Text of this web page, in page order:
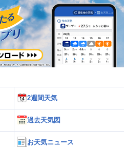
2週間天気
過去天気図
お天気ニュース